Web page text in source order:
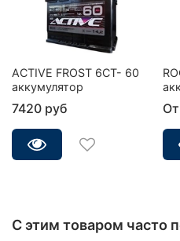
ACTIVE FROST 6СТ- 60
аккумулятор
7420 руб От
С этим товаром часто